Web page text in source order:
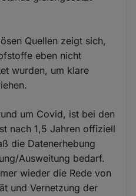
Quellen zeigt sich,
eben nicht
wurden, um klare
um Covid, ist bei den
nach 1,5 Jahren offiziell
die Datenerhebung
Ausweitung bedarf.
wieder die Rede von
und Vernetzung der